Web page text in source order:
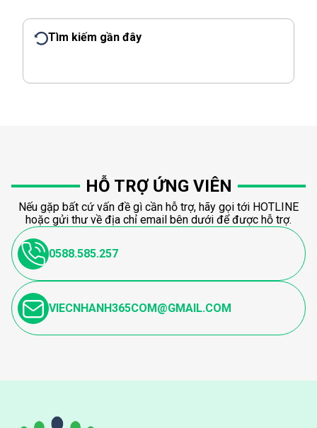
Tìm kiếm gần đây
HỖ TRỢ ỨNG VIÊN
Nếu gặp bất cứ vấn đề gì cần hỗ trợ, hãy gọi tới HOTLINE
hoặc gửi thư về địa chỉ email bên dưới để được hỗ trợ.
0588.585.257
VIECNHANH365COM@GMAIL.COM